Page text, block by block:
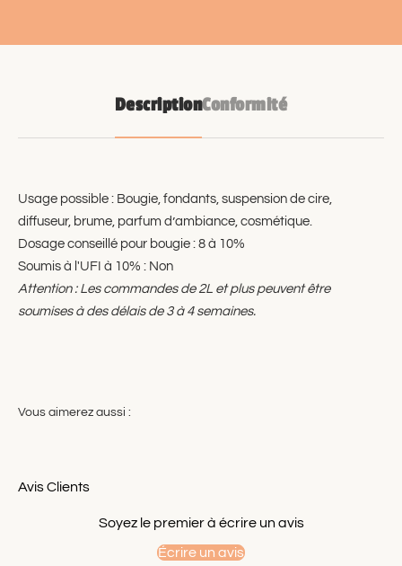
DescriptionConformité
Usage possible : Bougie, fondants, suspension de cire,
diffuseur, brume, parfum d’ambiance, cosmétique.
Dosage conseillé pour bougie : 8 à 10%
Soumis à l'UFI à 10% : Non
Attention : Les commandes de 2L et plus peuvent être
soumises à des délais de 3 à 4 semaines.
Avis Clients
Soyez le premier à écrire un avis
Écrire un avis